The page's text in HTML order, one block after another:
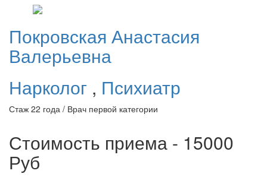
Покровская Анастасия
Валерьевна
Нарколог , Психиатр
Стаж 22 года / Врач первой категории
Стоимость приема - 15000
Руб